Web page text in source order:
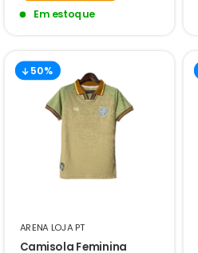
Em estoque
50%
ARENA LOJA PT
Camisola Feminina